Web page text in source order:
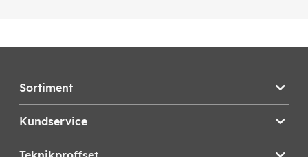
Sortiment
Kundservice